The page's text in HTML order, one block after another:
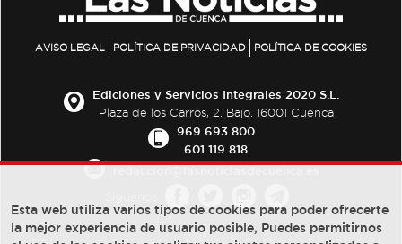
AVISO LEGAL POLÍTICA DE PRIVACIDAD POLÍTICA DE COOKIES
Ediciones y Servicios Integrales 2020 S.L.
Plaza de los Carros, 2. Bajo. 16001 Cuenca
969 693 800
601 119 818
Esta web utiliza varios tipos de cookies para poder ofrecerte
la mejor experiencia de usuario posible, Puedes permitirnos